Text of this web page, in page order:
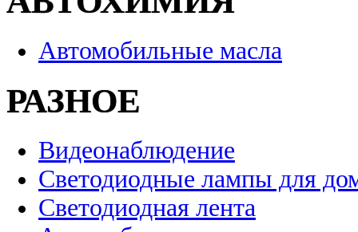
Автомобильные масла
РАЗНОЕ
Видеонаблюдение
Светодиодные лампы для
Светодиодная лента